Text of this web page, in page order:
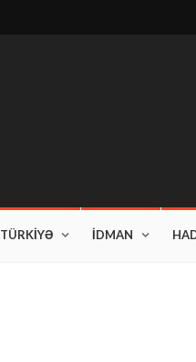
TÜRKİYƏ İDMAN